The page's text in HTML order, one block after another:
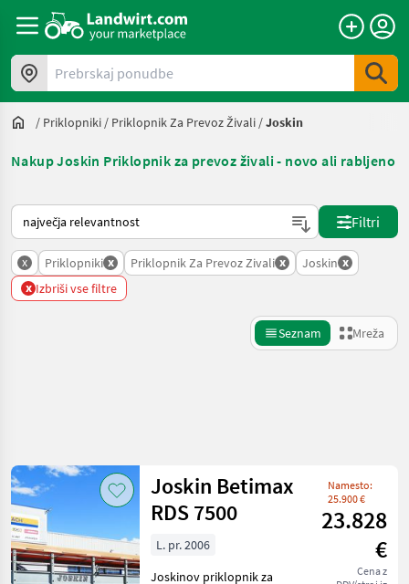
Prebrskaj ponudbe
/ Priklopniki / Priklopnik Za Prevoz Živali /Joskin
Nakup Joskin Priklopnik za prevoz živali - novo ali rabljeno
Tako je razvrščeno na Landwirt.com
Filtri
x Priklopniki x Priklopnik Za Prevoz Zivali x Joskin x
x Izbriši vse filtre
Seznam Mreža
Kategorija 4 Država Filtri
TRENUTNA
POTPonastavi
Prikaži 11
rezultatov
Joskin Betimax
RDS 7500
Namesto:
25.900 €
23.828
€
Cena z
L. pr. 2006
Joskinov priklopnik za